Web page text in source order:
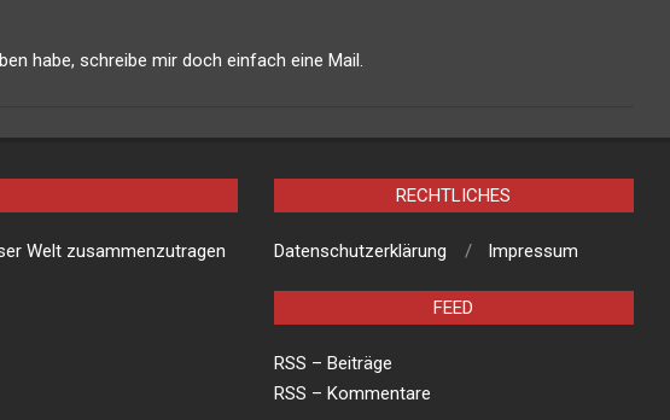
habe, schreibe mir doch einfach eine Mail.
Welt zusammenzutragen
RECHTLICHES
Datenschutzerklärung Impressum
FEED
RSS – Beiträge
RSS – Kommentare